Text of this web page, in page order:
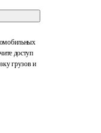
доступ
грузов и